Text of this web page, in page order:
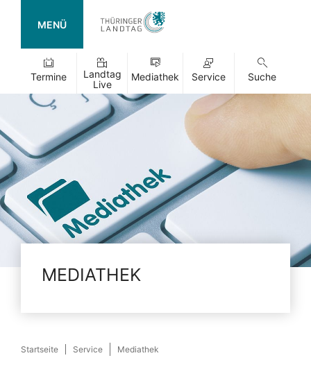
MENÜ
Termine
Landtag
Live
Mediathek Service Suche
MEDIATHEK
Startseite Service Mediathek